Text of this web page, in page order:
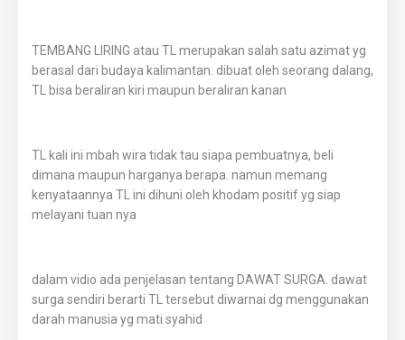
TEMBANG LIRING atau TL merupakan salah satu azimat yg
berasal dari budaya kalimantan. dibuat oleh seorang dalang,
TL bisa beraliran kiri maupun beraliran kanan
TL kali ini mbah wira tidak tau siapa pembuatnya, beli
dimana maupun harganya berapa. namun memang
kenyataannya TL ini dihuni oleh khodam positif yg siap
melayani tuan nya
dalam vidio ada penjelasan tentang DAWAT SURGA. dawat
surga sendiri berarti TL tersebut diwarnai dg menggunakan
darah manusia yg mati syahid